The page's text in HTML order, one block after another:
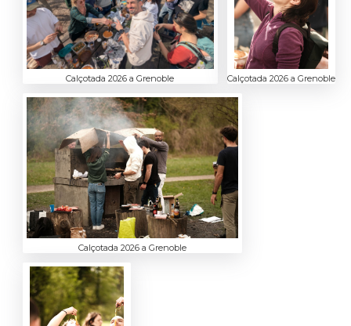
Calçotada 2026 a Grenoble Calçotada 2026 a Grenoble
Calçotada 2026 a Grenoble